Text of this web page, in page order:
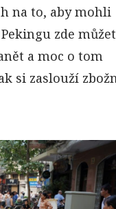
na to, aby mohli
zde
a moc o tom
si zaslouží